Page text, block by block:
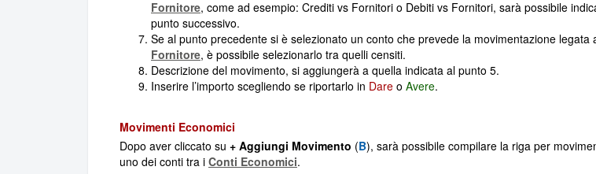
Fornitore, come ad esempio: Crediti vs Fornitori o Debiti vs Fornitori, sarà possibile
punto successivo.
Se al punto precedente si è selezionato un conto che prevede la movimentazione legata
Fornitore, è possibile selezionarlo tra quelli censiti.
Descrizione del movimento, si aggiungerà a quella indicata al punto 5.
Inserire l’importo scegliendo se riportarlo in Dare o Avere.
Movimenti Economici
Dopo aver cliccato su + Aggiungi Movimento (B), sarà possibile compilare la riga per
uno dei conti tra i Conti Economici.